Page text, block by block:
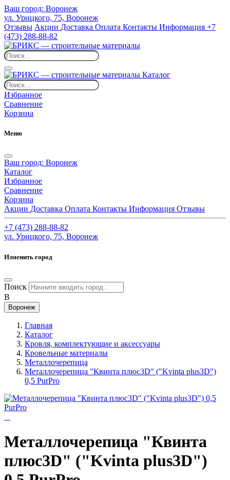
Ваш город: Воронеж
ул. Урицкого, 75, Воронеж
Отзывы Акции Доставка Оплата Контакты Информация +7
(473) 288-88-82
Каталог
Избранное
Сравнение
Корзина
Меню
Ваш город: Воронеж
Каталог
Избранное
Сравнение
Корзина
Акции Доставка Оплата Контакты Информация Отзывы
+7 (473) 288-88-82
ул. Урицкого, 75, Воронеж
Изменить город
Поиск
В
Воронеж
Главная
Каталог
Кровля, комплектующие и аксессуары
Кровельные материалы
Металлочерепица
Металлочерепица "Квинта плюс3D" ("Kvinta plus3D")
0,5 PurPro
Металлочерепица "Квинта
плюс3D" ("Kvinta plus3D")